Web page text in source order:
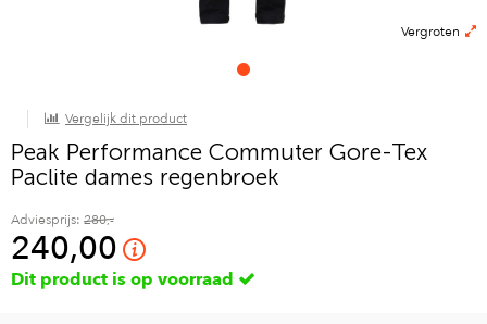
Vergroten
Vergelijk dit product
Peak Performance Commuter Gore-Tex
Paclite dames regenbroek
Adviesprijs: 280,-
240,00
Dit product is op voorraad